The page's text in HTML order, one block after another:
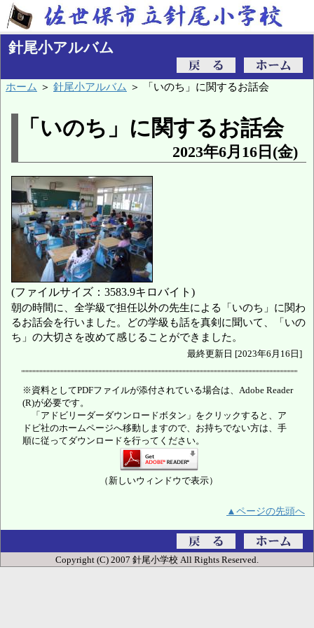
針尾小アルバム
ホーム ＞ 針尾小アルバム ＞ 「いのち」に関するお話会
「いのち」に関するお話会
2023年6月16日(金)
(ファイルサイズ：3583.9キロバイト)
朝の時間に、全学級で担任以外の先生による「いのち」に関わ
るお話会を行いました。どの学級も話を真剣に聞いて、「いの
ち」の大切さを改めて感じることができました。
最終更新日 [2023年6月16日]
※資料としてPDFファイルが添付されている場合は、Adobe Reader
(R)が必要です。
「アドビリーダーダウンロードボタン」をクリックすると、ア
ドビ社のホームページへ移動しますので、お持ちでない方は、手
順に従ってダウンロードを行ってください。
（新しいウィンドウで表示）
▲ページの先頭へ
Copyright (C) 2007 針尾小学校 All Rights Reserved.